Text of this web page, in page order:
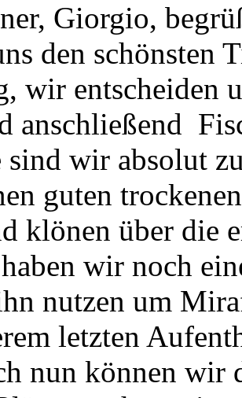
Giorgio,
den schönsten
wir entscheiden
anschließend
sind wir absolut
guten
klönen über die
wir noch
nutzen um
letzten
nun können wir